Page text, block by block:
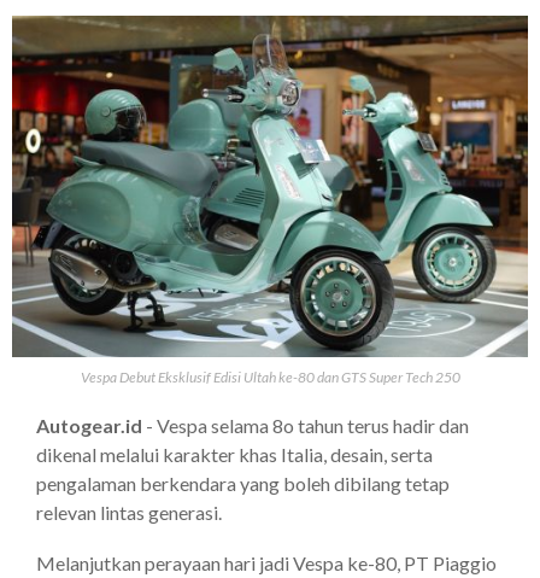
Vespa Debut Eksklusif Edisi Ultah ke-80 dan GTS Super Tech 250
Autogear.id - Vespa selama 8o tahun terus hadir dan
dikenal melalui karakter khas Italia, desain, serta
pengalaman berkendara yang boleh dibilang tetap
relevan lintas generasi.
Melanjutkan perayaan hari jadi Vespa ke-80, PT Piaggio